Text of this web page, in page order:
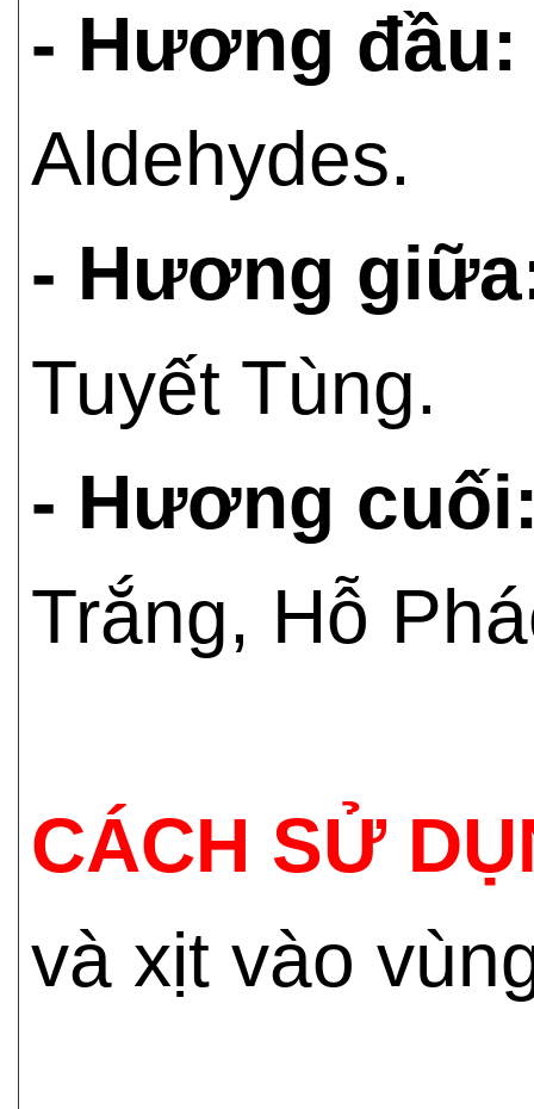
- Hương đầu:
Aldehydes.
- Hương
Tuyết Tùng.
- Hương
Trắng, Hỗ
CÁCH SỬ
và xịt vào